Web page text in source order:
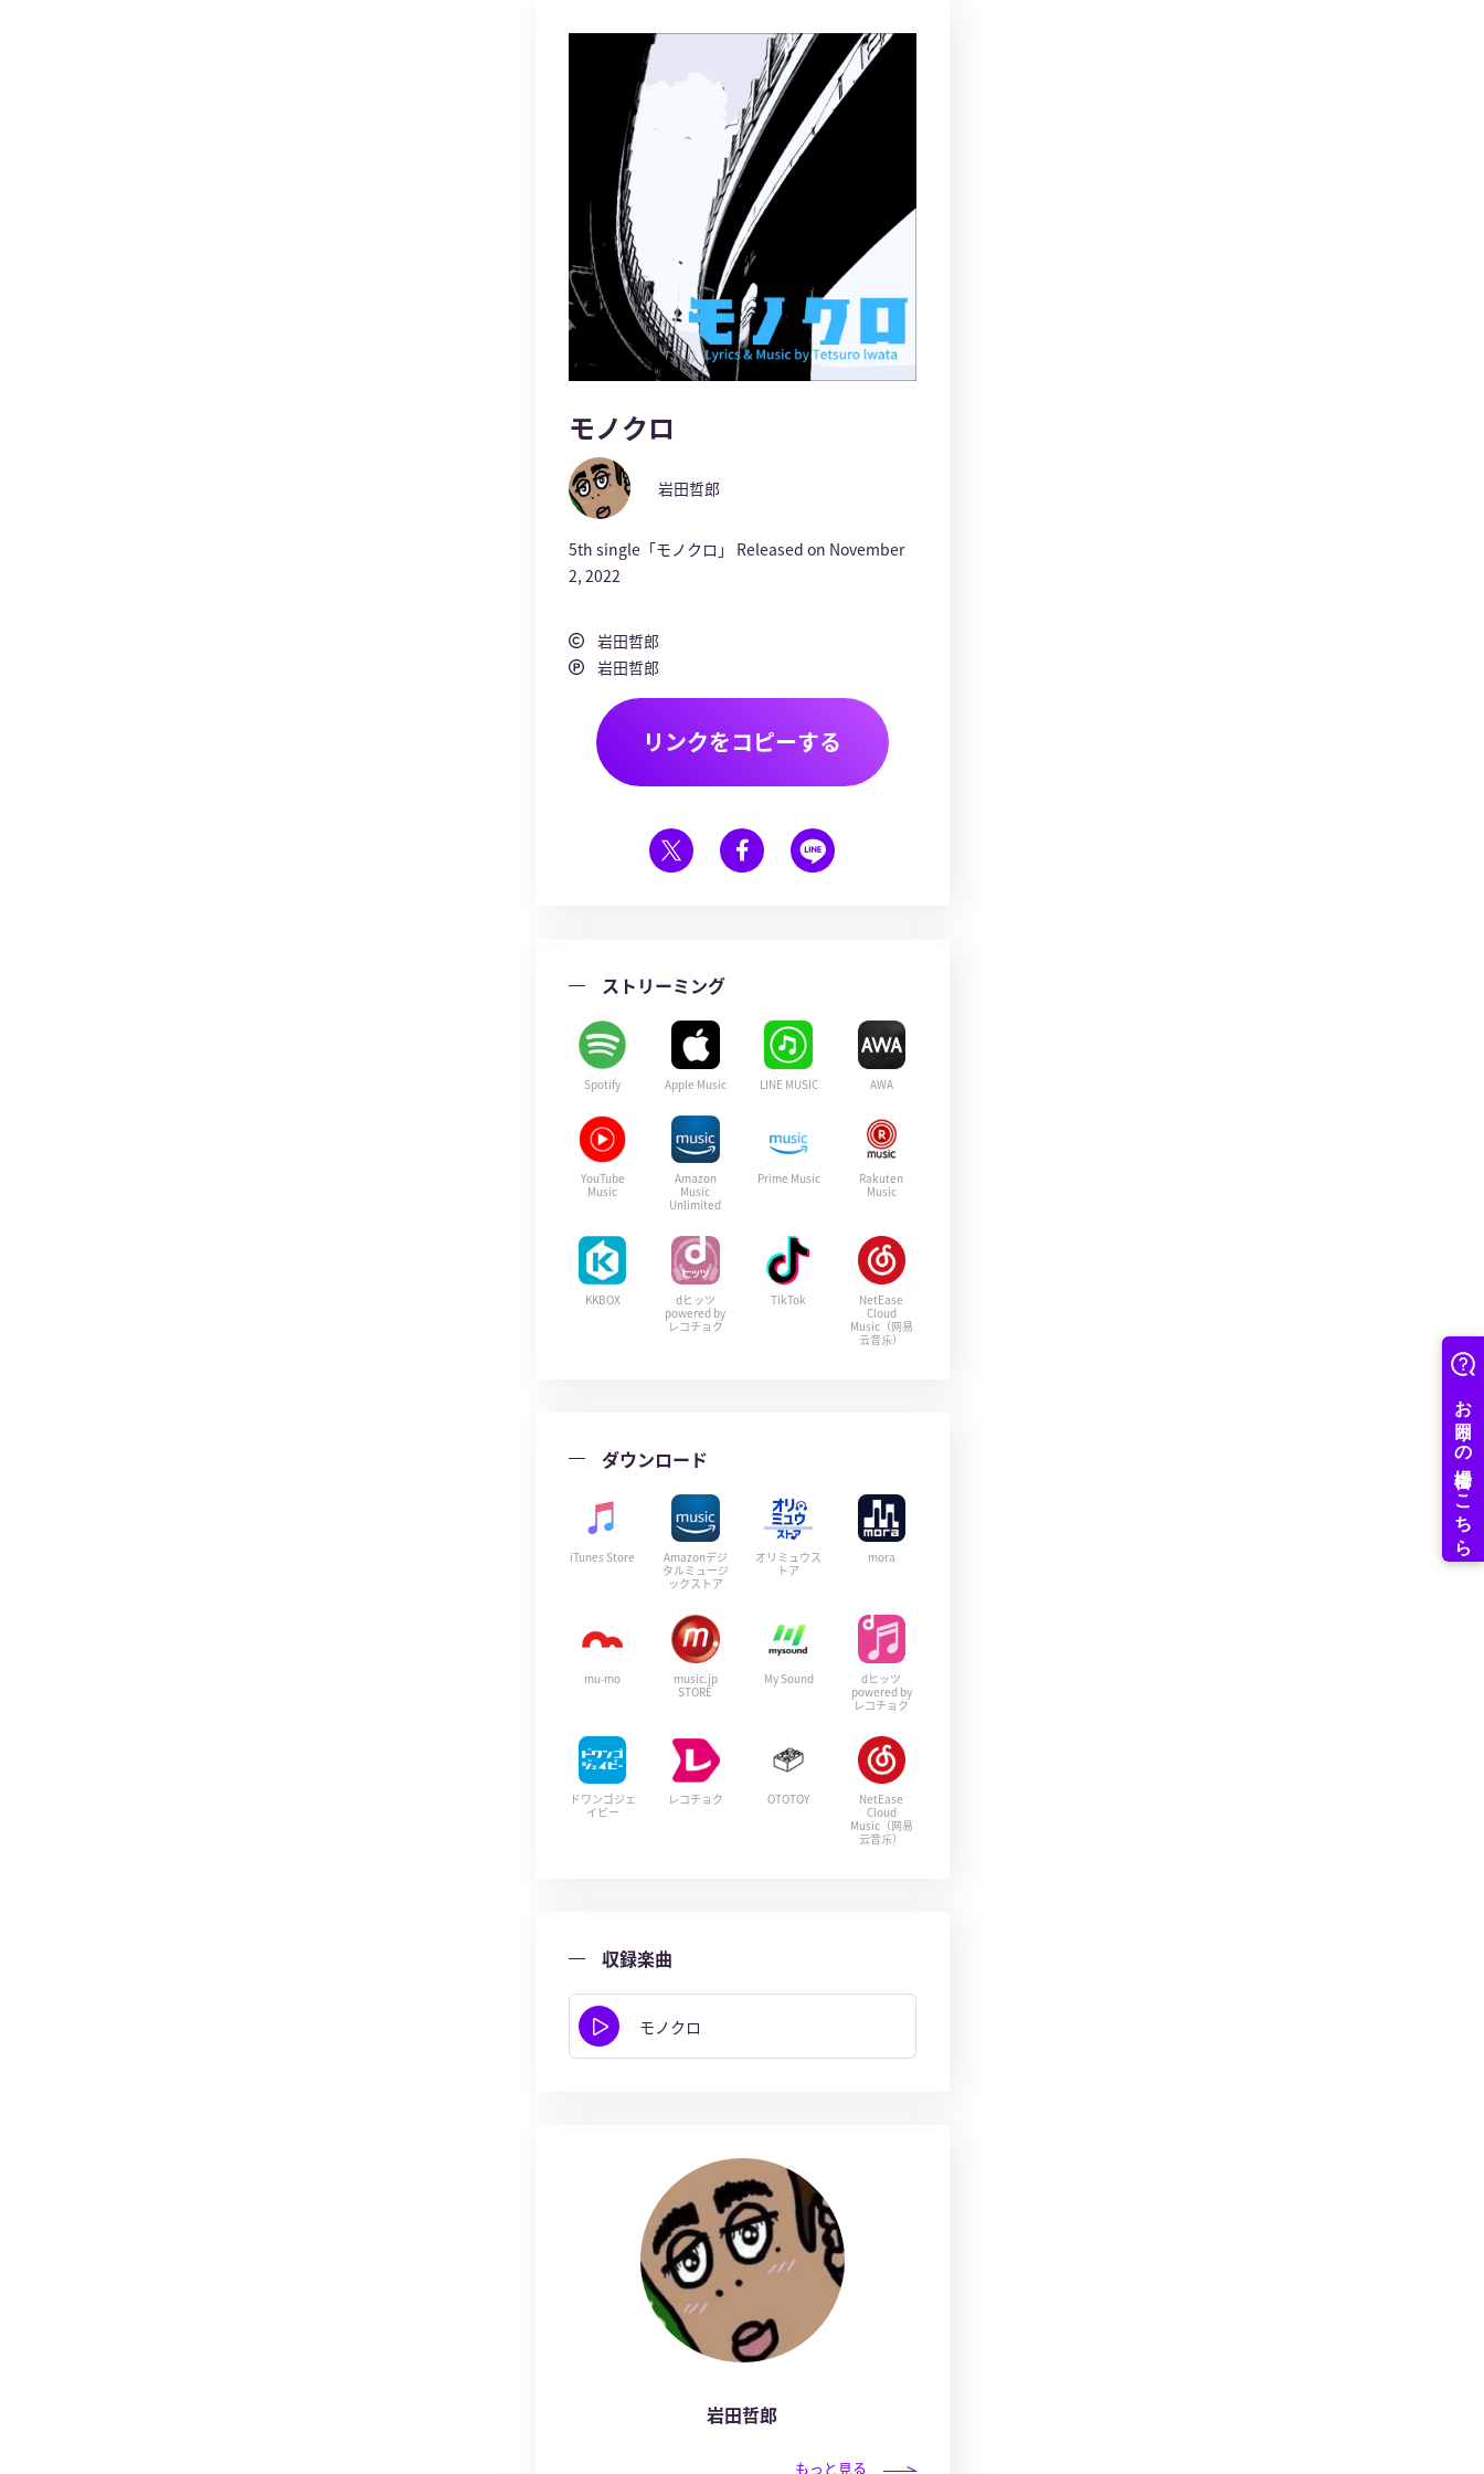
モノクロ
岩田哲郎
5th single「モノクロ」 Released on November
2, 2022
岩田哲郎
岩田哲郎
リンクをコピーする
ストリーミング
Spotify Apple Music LINE MUSIC AWA
YouTube
Music
Amazon
Music
Unlimited
Prime Music
Rakuten
Music
KKBOX
dヒッツ
powered by
レコチョク
TikTok
NetEase
Cloud
Music（网易
云音乐）
ダウンロード
iTunes Store
Amazonデジ
タルミュージ
ックストア
オリミュウス
トア
mora
mu-mo
music.jp
STORE
My Sound
dヒッツ
powered by
レコチョク
ドワンゴジェ
イピー
レコチョク OTOTOY
NetEase
Cloud
Music（网易
云音乐）
収録楽曲
モノクロ
岩田哲郎
もっと見る